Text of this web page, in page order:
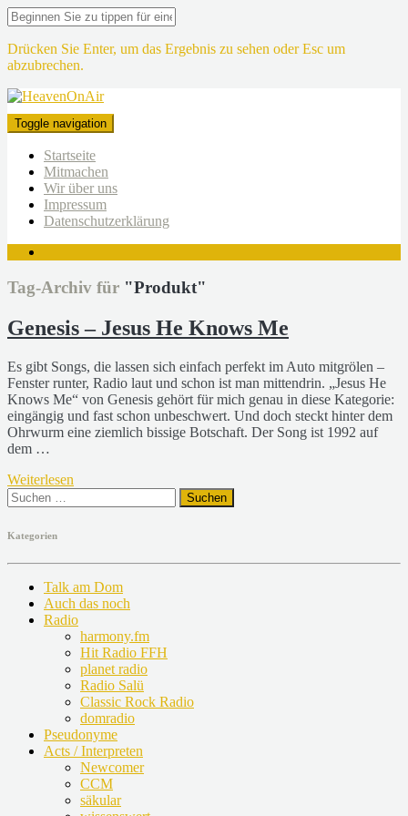
Drücken Sie Enter, um das Ergebnis zu sehen oder Esc um
abzubrechen.
Toggle navigation
Startseite
Mitmachen
Wir über uns
Impressum
Datenschutzerklärung
Tag-Archiv für "Produkt"
Genesis – Jesus He Knows Me
Es gibt Songs, die lassen sich einfach perfekt im Auto mitgrölen –
Fenster runter, Radio laut und schon ist man mittendrin. „Jesus He
Knows Me“ von Genesis gehört für mich genau in diese Kategorie:
eingängig und fast schon unbeschwert. Und doch steckt hinter dem
Ohrwurm eine ziemlich bissige Botschaft. Der Song ist 1992 auf
dem …
Weiterlesen
Suchen
nach:
Kategorien
Talk am Dom
Auch das noch
Radio
harmony.fm
Hit Radio FFH
planet radio
Radio Salü
Classic Rock Radio
domradio
Pseudonyme
Acts / Interpreten
Newcomer
CCM
säkular